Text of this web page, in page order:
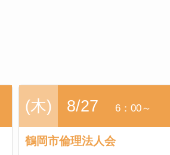
(木) 8/27 6：00～
鶴岡市倫理法人会